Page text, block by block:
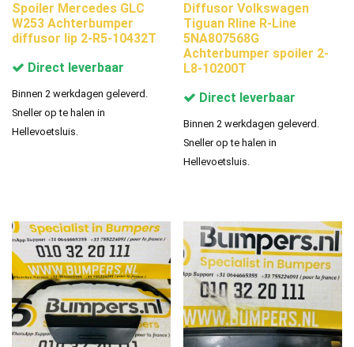
Spoiler Mercedes GLC
W253 Achterbumper
diffusor lip 2-R5-10432T
Direct leverbaar
Binnen 2 werkdagen geleverd.
Sneller op te halen in
Hellevoetsluis.
Diffusor Volkswagen
Tiguan Rline R-Line
5NA807568G
Achterbumper spoiler 2-
L8-10200T
Direct leverbaar
Binnen 2 werkdagen geleverd.
Sneller op te halen in
Hellevoetsluis.